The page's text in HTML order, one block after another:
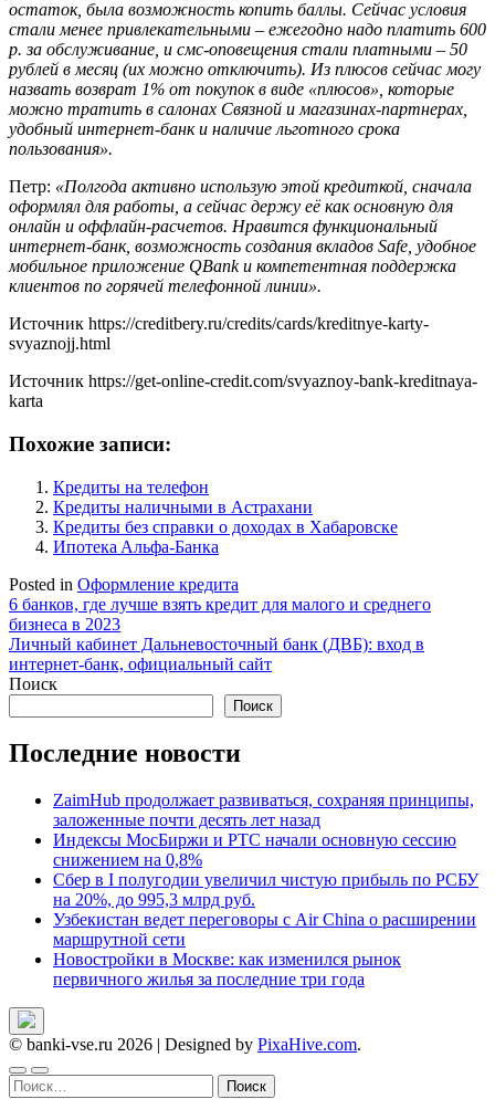
остаток, была возможность копить баллы. Сейчас условия
стали менее привлекательными – ежегодно надо платить 600
р. за обслуживание, и смс-оповещения стали платными – 50
рублей в месяц (их можно отключить). Из плюсов сейчас могу
назвать возврат 1% от покупок в виде «плюсов», которые
можно тратить в салонах Связной и магазинах-партнерах,
удобный интернет-банк и наличие льготного срока
пользования».
Петр: «Полгода активно использую этой кредиткой, сначала
оформлял для работы, а сейчас держу её как основную для
онлайн и оффлайн-расчетов. Нравится функциональный
интернет-банк, возможность создания вкладов Safe, удобное
мобильное приложение QBank и компетентная поддержка
клиентов по горячей телефонной линии».
Источник https://creditbery.ru/credits/cards/kreditnye-karty-
svyaznojj.html
Источник https://get-online-credit.com/svyaznoy-bank-kreditnaya-
karta
Похожие записи:
Кредиты на телефон
Кредиты наличными в Астрахани
Кредиты без справки о доходах в Хабаровске
Ипoтeкa Aльфa-Бaнкa
Posted in Оформление кредита
Навигация
по
записям
6 банков, где лучше взять кредит для малого и среднего
бизнеса в 2023
Личный кабинет Дальневосточный банк (ДВБ): вход в
интернет-банк, официальный сайт
Поиск
Поиск
Последние новости
ZaimHub продолжает развиваться, сохраняя принципы,
заложенные почти десять лет назад
Индексы МосБиржи и РТС начали основную сессию
снижением на 0,8%
Сбер в I полугодии увеличил чистую прибыль по РСБУ
на 20%, до 995,3 млрд руб.
Узбекистан ведет переговоры с Air China о расширении
маршрутной сети
Новостройки в Москве: как изменился рынок
первичного жилья за последние три года
© banki-vse.ru 2026 | Designed by PixaHive.com.
Найти: